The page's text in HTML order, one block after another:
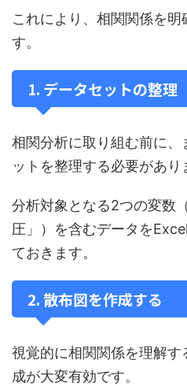
これにより、相関関係を
す。
1. データセットの整理
相関分析に取り組む前に
ットを整理する必要があり
分析対象となる2つの変数
圧」）を含むデータを
ておきます。
2. 散布図を作成する
視覚的に相関関係を理解
成が大変有効です。